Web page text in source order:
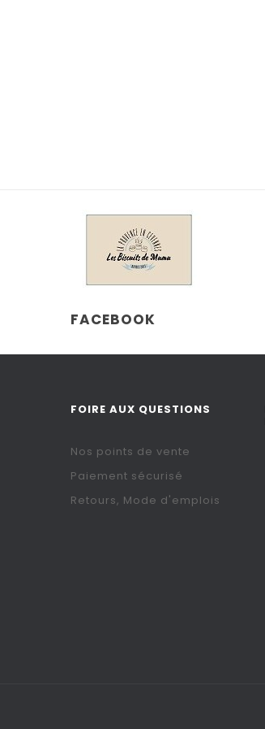
FACEBOOK
FOIRE AUX QUESTIONS
Nos points de vente
Paiement sécurisé
Retours, Mode d'emplois